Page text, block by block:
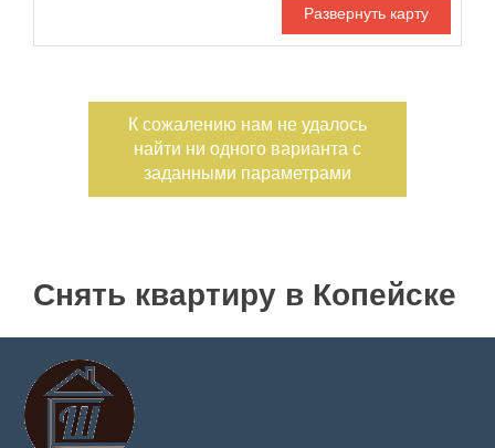
К сожалению нам не удалось
найти ни одного варианта с
заданными параметрами
Снять квартиру в Копейске